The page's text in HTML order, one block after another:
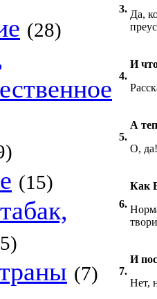
(28)
(15)
(7)
3. Да,
4.
И
5.
А
О,
6.
Как
7.
И
Нет,